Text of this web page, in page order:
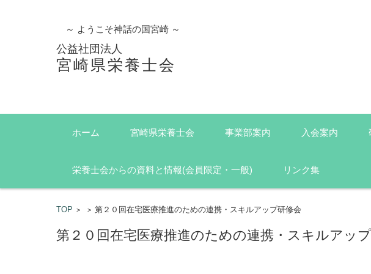
～ ようこそ神話の国宮崎 ～
宮崎県栄養士会
コンテンツに移動
ホーム 宮崎県栄養士会 事業部案内 入会案内
栄養士会からの資料と情報(会員限定・一般) リンク集
TOP > > 第２０回在宅医療推進のための連携・スキルアップ研修会
第２０回在宅医療推進のための連携・スキルアッ